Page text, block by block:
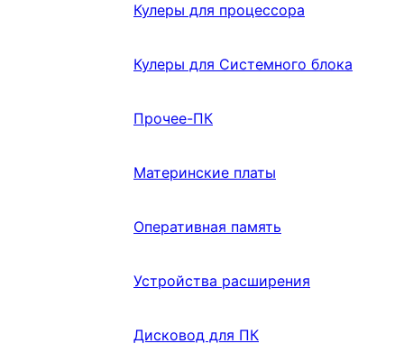
Кулеры для процессора
Кулеры для Системного блока
Прочее-ПК
Материнские платы
Оперативная память
Устройства расширения
Дисковод для ПК